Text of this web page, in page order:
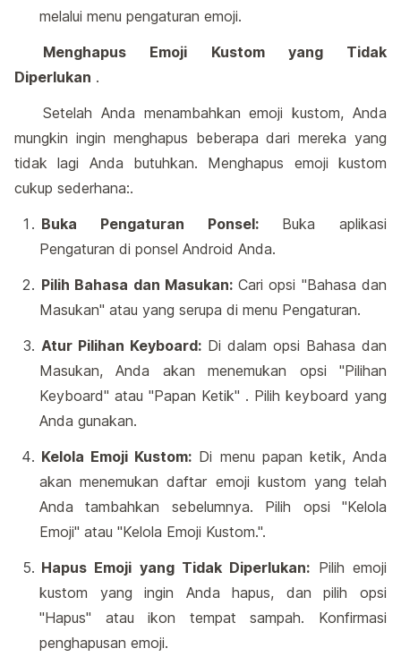
melalui menu pengaturan emoji.
Menghapus Emoji Kustom yang Tidak
Diperlukan .
Setelah Anda menambahkan emoji kustom, Anda
mungkin ingin menghapus beberapa dari mereka yang
tidak lagi Anda butuhkan. Menghapus emoji kustom
cukup sederhana:.
Buka Pengaturan Ponsel:Buka aplikasi
Pengaturan di ponsel Android Anda.
Pilih Bahasa dan Masukan:Cari opsi "Bahasa dan
Masukan" atau yang serupa di menu Pengaturan.
Atur Pilihan Keyboard: Di dalam opsi Bahasa dan
Masukan, Anda akan menemukan opsi "Pilihan
Keyboard" atau "Papan Ketik" . Pilih keyboard yang
Anda gunakan.
Kelola Emoji Kustom: Di menu papan ketik, Anda
akan menemukan daftar emoji kustom yang telah
Anda tambahkan sebelumnya. Pilih opsi "Kelola
Emoji" atau "Kelola Emoji Kustom.".
Hapus Emoji yang Tidak Diperlukan: Pilih emoji
kustom yang ingin Anda hapus, dan pilih opsi
"Hapus" atau ikon tempat sampah. Konfirmasi
penghapusan emoji.